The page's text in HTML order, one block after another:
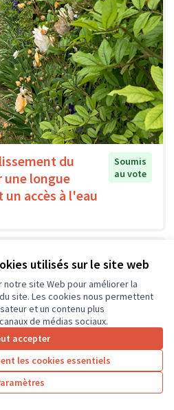
utilisés sur le site web
site Web pour améliorer la
site. Les cookies nous permettent
et un contenu plus
de médias sociaux.
accepter
les cookies essentiels
du
une longue
accès à l'eau
Soumis
au vote